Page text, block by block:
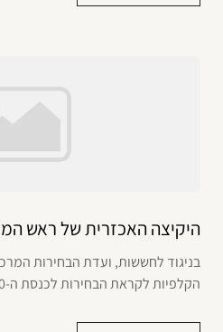
היקיצה האכזרית של ראש
בניגוד לחששות, ועדת הבחירות
הקלפיות לקראת הבחירות לכנסת ה-20. קואליציית...